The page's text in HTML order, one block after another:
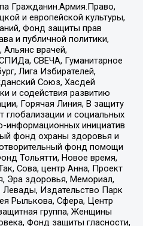
Гражданин.Армия.Право,
и европейской культуры,
Фонд защиты прав
и публичной политики,
врачей,
СВЕЧА, Гуманитарное
Лига Избирателей,
Союз, Хасдей
и содействия развитию
Горячая Линия, В защиту
глобализации и социальных
информационных инициатив
фонд охраны здоровья и
фонд помощи
Тольятти, Новое время,
Сова, центр Анна, Проект
Эра здоровья, Мемориал,
Издательство Парк
Рылькова, Сфера, Центр
группа, Женщины
Фонд защиты гласности,